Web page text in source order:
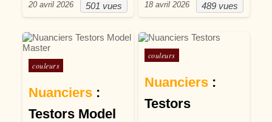
501 vues
20 avril 2026 489 vues
18 avril 2026
Posté dans
couleurs
Nuanciers :
Testors Model
Posté dans
couleurs
Nuanciers:
Testors